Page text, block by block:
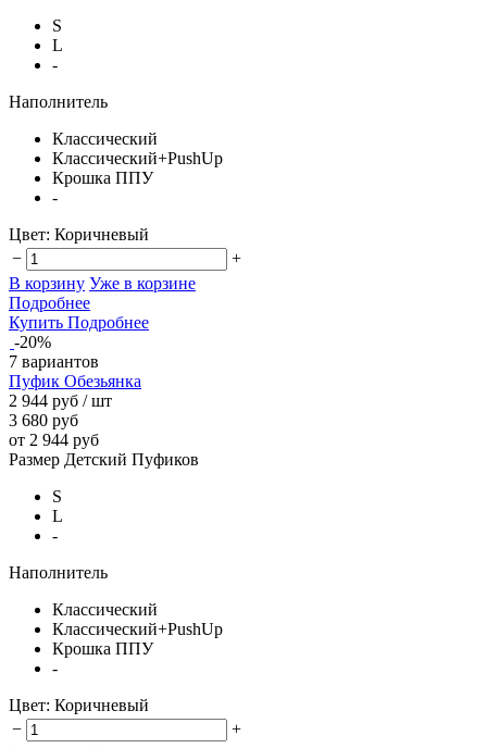
S
L
-
Наполнитель
Классический
Классический+PushUp
Крошка ППУ
-
Цвет: Коричневый
−
+
В корзину Уже в корзине
Подробнее
Купить Подробнее
-20%
7 вариантов
Пуфик Обезьянка
2 944 руб / шт
3 680 руб
от 2 944 руб
Размер Детский Пуфиков
S
L
-
Наполнитель
Классический
Классический+PushUp
Крошка ППУ
-
Цвет: Коричневый
−
+